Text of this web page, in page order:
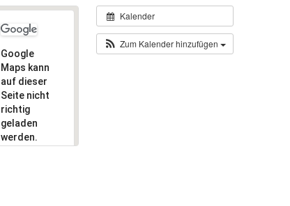
Kalender
Zum Kalender hinzufügen
Google
Maps kann
auf dieser
Seite nicht
richtig
geladen
werden.